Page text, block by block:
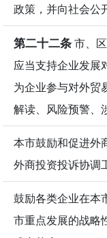
政策，并向社会公
第二十二条市、
应当支持企业发展
为企业参与对外贸
解读、风险预警、
本市鼓励和促进外
外商投资投诉协调
鼓励各类企业在本
市重点发展的战略